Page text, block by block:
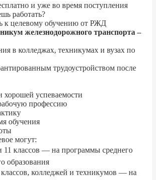
и уже во время поступления
работать?
к целевому обучению от РЖД
железнодорожного транспорта –
в колледжах, техникумах и вузах по
трудоустройством после
хорошей успеваемости
профессию
обучения
могут:
классов — на программы среднего
образования
колледжей и техникумов — на